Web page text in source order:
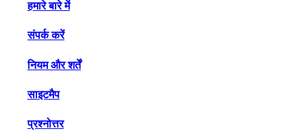
हमारे बारे में
संपर्क करें
नियम और शर्तें
साइटमैप
प्रश्नोत्तर